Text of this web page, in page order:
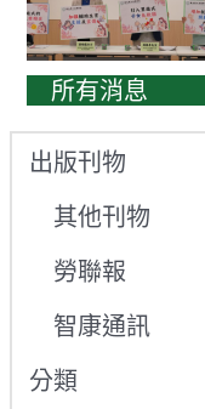
所有消息
出版刊物
其他刊物
勞聯報
智康通訊
分類